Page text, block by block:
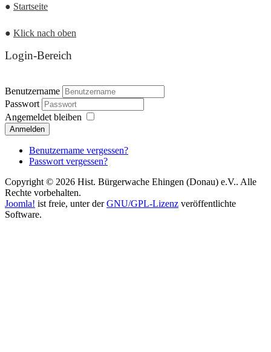
● Startseite
● Klick nach oben
Login-Bereich
Benutzername
Passwort
Angemeldet bleiben
Anmelden
Benutzername vergessen?
Passwort vergessen?
Copyright © 2026 Hist. Bürgerwache Ehingen (Donau) e.V.. Alle
Rechte vorbehalten.
Joomla! ist freie, unter derGNU/GPL-Lizenz veröffentlichte
Software.